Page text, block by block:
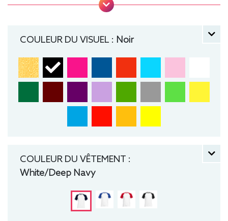
Tee-shirt, Col rond, manche courte, Tee baseball,
COULEUR DU VISUEL : Noir
COULEUR DU VÊTEMENT :
White/Deep Navy